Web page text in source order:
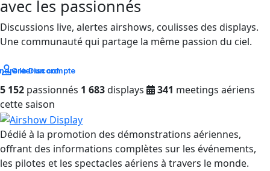
avec les passionnés
Discussions live, alertes airshows, coulisses des displays.
Une communauté qui partage la même passion du ciel.
le Discord
Créer un compte
5 152 passionnés 1 683displays 341 meetings aériens
cette saison
Dédié à la promotion des démonstrations aériennes,
offrant des informations complètes sur les événements,
les pilotes et les spectacles aériens à travers le monde.